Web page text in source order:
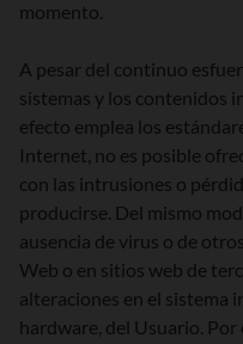
momento.
A pesar del continuo
sistemas y los contenidos
efecto emplea los
Internet, no es posible
con las intrusiones o
producirse. Del mismo
ausencia de virus o de
Web o en sitios web de
alteraciones en el sistema
hardware, del Usuario. Por